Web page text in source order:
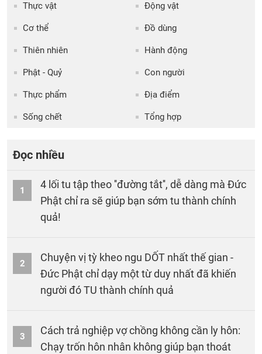
Thực vật Động vật
Cơ thể Đồ dùng
Thiên nhiên Hành động
Phật - Quỷ Con người
Thực phẩm Địa điểm
Sống chết Tổng hợp
Đọc nhiều
1
4 lối tu tập theo ''đường tắt'', dễ dàng mà Đức
Phật chỉ ra sẽ giúp bạn sớm tu thành chính
quả!
2
Chuyện vị tỳ kheo ngu DỐT nhất thế gian -
Đức Phật chỉ dạy một từ duy nhất đã khiến
người đó TU thành chính quả
3
Cách trả nghiệp vợ chồng không cần ly hôn:
Chạy trốn hôn nhân không giúp bạn thoát